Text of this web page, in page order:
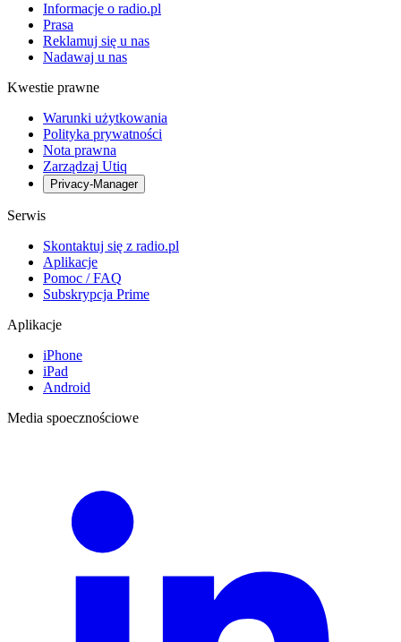
Informacje o radio.pl
Prasa
Reklamuj się u nas
Nadawaj u nas
Kwestie prawne
Warunki użytkowania
Polityka prywatności
Nota prawna
Zarządzaj Utiq
Privacy-Manager
Serwis
Skontaktuj się z radio.pl
Aplikacje
Pomoc / FAQ
Subskrypcja Prime
Aplikacje
iPhone
iPad
Android
Media spoecznościowe